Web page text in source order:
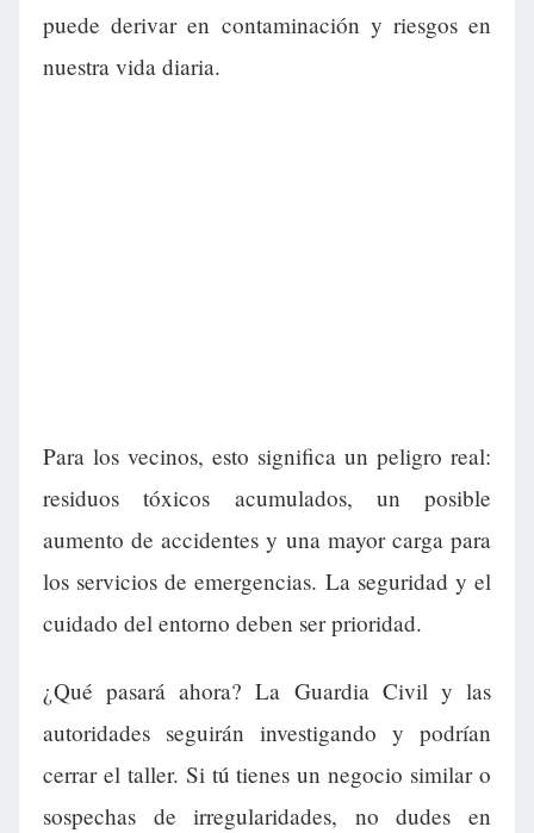
puede derivar en contaminación y riesgos en
nuestra vida diaria.
Para los vecinos, esto significa un peligro real:
residuos tóxicos acumulados, un posible
aumento de accidentes y una mayor carga para
los servicios de emergencias. La seguridad y el
cuidado del entorno deben ser prioridad.
¿Qué pasará ahora? La Guardia Civil y las
autoridades seguirán investigando y podrían
cerrar el taller. Si tú tienes un negocio similar o
sospechas de irregularidades, no dudes en